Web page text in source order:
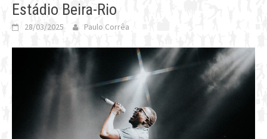
Estádio Beira-Rio
28/03/2025 Paulo Corrêa